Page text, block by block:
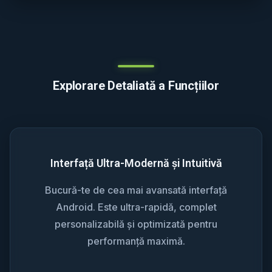
Explorare Detaliată a Funcțiilor
Interfață Ultra-Modernă și Intuitivă
Bucură-te de cea mai avansată interfață
Android. Este ultra-rapidă, complet
personalizabilă și optimizată pentru
performanță maximă.